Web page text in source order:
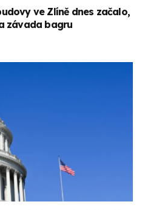
ve Zlíně dnes začalo,
závada bagru